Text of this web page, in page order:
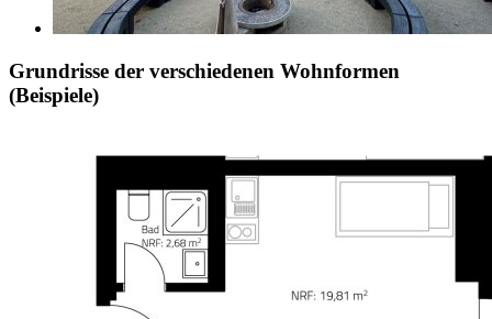
Grundrisse der verschiedenen Wohnformen
(Beispiele)